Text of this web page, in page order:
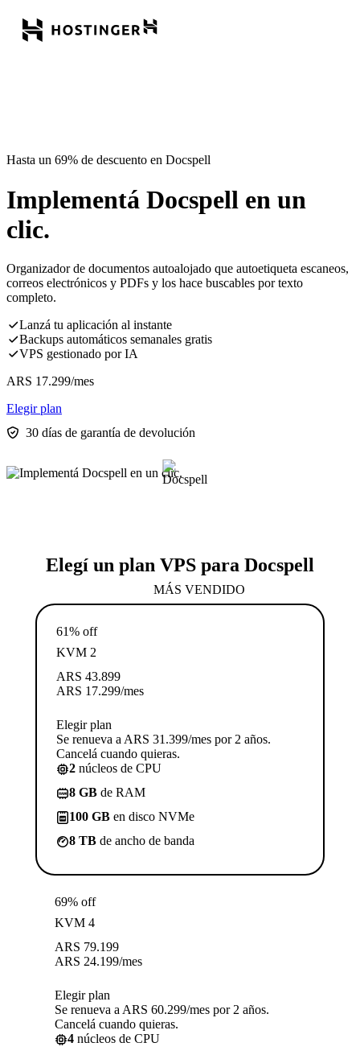
Hasta un 69% de descuento en Docspell
Implementá Docspell en un
clic.
Organizador de documentos autoalojado que autoetiqueta escaneos,
correos electrónicos y PDFs y los hace buscables por texto
completo.
Lanzá tu aplicación al instante
Backups automáticos semanales gratis
VPS gestionado por IA
ARS 17.299/mes
Elegir plan
30 días de garantía de devolución
Elegí un plan VPS para Docspell
MÁS VENDIDO
61% off
KVM 2
ARS 43.899
ARS 17.299/mes
Elegir plan
Se renueva a ARS 31.399/mes por 2 años.
Cancelá cuando quieras.
2 núcleos de CPU
8 GB de RAM
100 GB en disco NVMe
8 TB de ancho de banda
69% off
KVM 4
ARS 79.199
ARS 24.199/mes
Elegir plan
Se renueva a ARS 60.299/mes por 2 años.
Cancelá cuando quieras.
4 núcleos de CPU